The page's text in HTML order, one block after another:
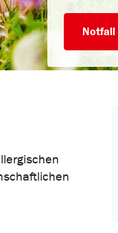
Notfall